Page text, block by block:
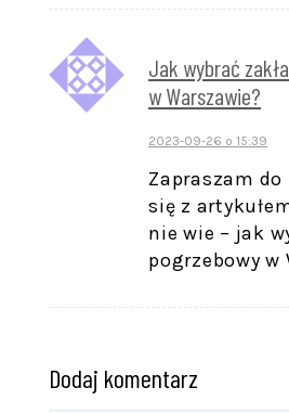
Jak wybrać
w Warszawie?
2023-09-26 o 15:39
Zapraszam
się z
nie wie – jak
pogrzebowy w
Dodaj komentarz